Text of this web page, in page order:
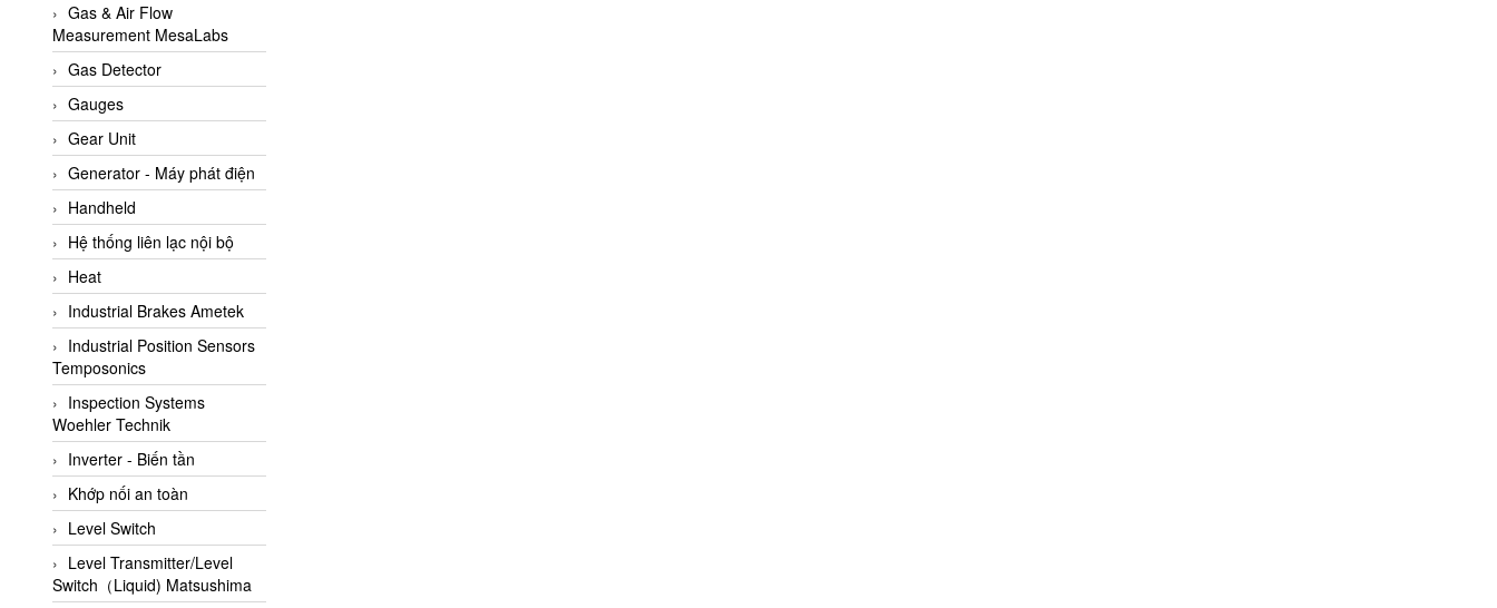
ASCO CO2
Asker
AT2E
ATC Pneumatic
ATEX System
ATI - IA
ATI (Analytical Technology
Inc)
Atos
Atrax
Auma
Autec
Auto Flow
Automatic valve
Aventics
Avproglobal
Axiomtek
AZBIL
Gas & Air Flow
Measurement MesaLabs
Gas Detector
Gauges
Gear Unit
Generator - Máy phát điện
Handheld
Hệ thống liên lạc nội bộ
Heat
Industrial Brakes Ametek
Industrial Position Sensors
Temposonics
Inspection Systems
Woehler Technik
Inverter - Biến tần
Khớp nối an toàn
Level Switch
Level Transmitter/Level
Switch（Liquid) Matsushima